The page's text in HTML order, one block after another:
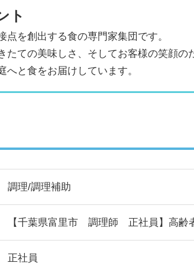
ト
点を創出する食の専門家集団です。
たての美味しさ、そしてお客様の笑顔
へと食をお届けしています。
調理/調理補助
【千葉県富里市 調理師 正社員】高齢
正社員